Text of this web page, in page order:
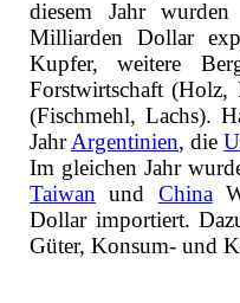
diesem Jahr
Milliarden Dollar
Kupfer, weitere
Forstwirtschaft (Holz,
(Fischmehl, Lachs).
JahrArgentinien, die
Im gleichen Jahr
Taiwan und China
Dollar importiert.
Güter, Konsum- und